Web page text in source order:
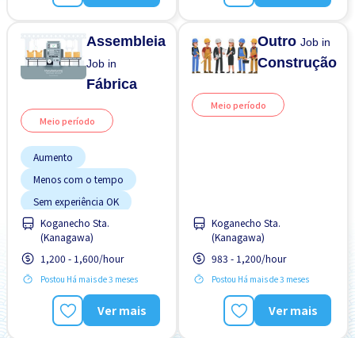
Assembleia
Job in
Fábrica
Meio período
Aumento
Menos com o tempo
Sem experiência OK
Transporte pago
Koganecho Sta.
(Kanagawa)
1,200 - 1,600/hour
Postou Há mais de 3 meses
Ver mais
OutroJob in
Construção
Meio período
Koganecho Sta.
(Kanagawa)
983 - 1,200/hour
Postou Há mais de 3 meses
Ver mais